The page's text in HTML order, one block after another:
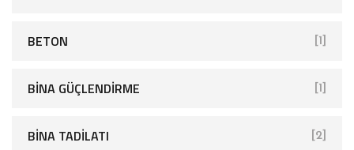
BETON [1]
BINA GÜÇLENDIRME [1]
BINA TADILATI [2]